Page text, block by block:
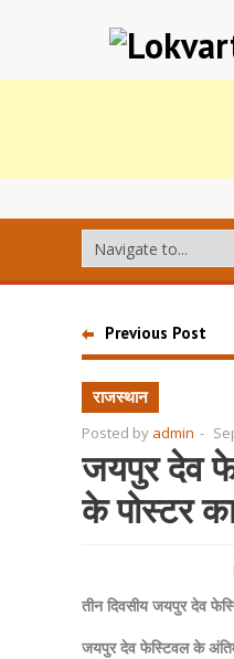
Previous Post
राजस्थान
Posted by admin -
जयपुर देव
के पोस्टर
तीन दिवसीय जयपुर देव
जयपुर देव फेस्टिवल के अंतिम